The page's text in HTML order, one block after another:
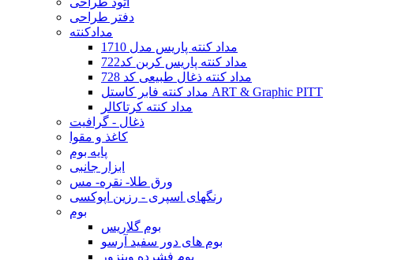
دفتر طراحی
مدادکنته
مداد کنته پاریس مدل 1710
مداد کنته پاریس کربن کد722
مداد کنته ذغال طبیعی کد 728
مداد کنته فابر کاستل ART & Graphic PITT
مداد کنته کرتاکالر
ذغال - گرافیت
کاغذ و مقوا
پایه بوم
ابزار جانبی
ورق طلا- نقره- مس
رنگهای اسپری - رزین اپوکسی
بوم
بوم گلاریس
بوم های دور سفید آرسو
بوم فشرده وینزور